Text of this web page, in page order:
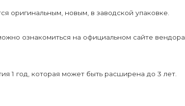
оригинальным, новым, в заводской упаковке.
ознакомиться на официальном сайте вендора.
1 год, которая может быть расширена до 3 лет.